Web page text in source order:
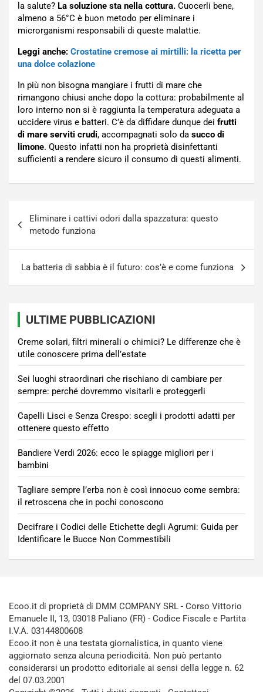
la salute? La soluzione sta nella cottura. Cuocerli bene,
almeno a 56°C è buon metodo per eliminare i
microrganismi responsabili di queste malattie.
Leggi anche: Crostatine cremose ai mirtilli: la ricetta per
una dolce colazione
In più non bisogna mangiare i frutti di mare che
rimangono chiusi anche dopo la cottura: probabilmente al
loro interno non si è raggiunta la temperatura adeguata a
uccidere virus e batteri. C’è da diffidare dunque dei frutti
di mare serviti crudi, accompagnati solo da succo di
limone. Questo infatti non ha proprietà disinfettanti
sufficienti a rendere sicuro il consumo di questi alimenti.
articoli
Eliminare i cattivi odori dalla spazzatura: questo
metodo funziona
La batteria di sabbia è il futuro: cos’è e come funziona
ULTIME PUBBLICAZIONI
Creme solari, filtri minerali o chimici? Le differenze che è
utile conoscere prima dell’estate
Sei luoghi straordinari che rischiano di cambiare per
sempre: perché dovremmo visitarli e proteggerli
Capelli Lisci e Senza Crespo: scegli i prodotti adatti per
ottenere questo effetto
Bandiere Verdi 2026: ecco le spiagge migliori per i
bambini
Tagliare sempre l’erba non è così innocuo come sembra:
il retroscena che in pochi conoscono
Decifrare i Codici delle Etichette degli Agrumi: Guida per
Identificare le Bucce Non Commestibili
Ecoo.it di proprietà di DMM COMPANY SRL - Corso Vittorio
Emanuele II, 13, 03018 Paliano (FR) - Codice Fiscale e Partita
I.V.A. 03144800608
Ecoo.it non è una testata giornalistica, in quanto viene
aggiornato senza alcuna periodicità. Non può pertanto
considerarsi un prodotto editoriale ai sensi della legge n. 62
del 07.03.2001